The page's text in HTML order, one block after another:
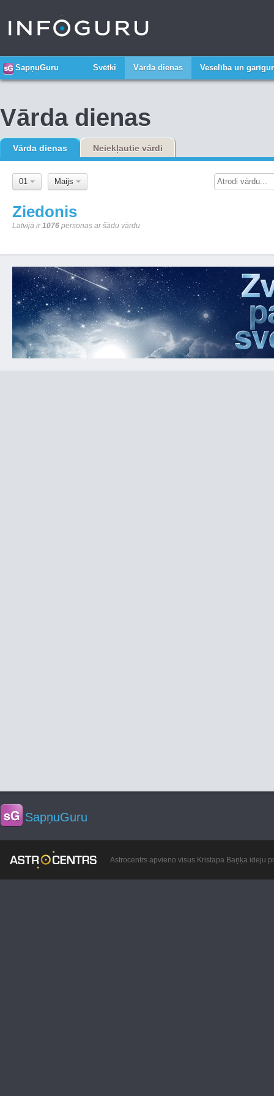
SapņuGuru Svētki Vārda dienas Veselība un
Vārda dienas
Vārda dienas Neiekļautie vārdi
01 Maijs
Ziedonis
Latvijā ir1076 personas ar šādu vārdu
SapņuGuru
Astrocentrs apvieno visus Kristapa Baņķa ideju